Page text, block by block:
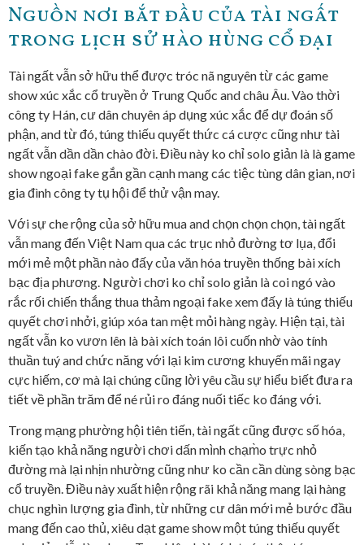
Nguồn nơi bắt đầu của tài ngất
trong lịch sử hào hùng cổ đại
Tài ngất vẫn sở hữu thể được tróc nã nguyên từ các game
show xúc xắc cổ truyền ở Trung Quốc and châu Âu. Vào thời
công ty Hán, cư dân chuyên áp dụng xúc xắc để dự đoán số
phận, and từ đó, túng thiếu quyết thức cá cược cũng như tài
ngất vẫn dần dần chào đời. Điều này ko chỉ solo giản là là game
show ngoại fake gắn gần cạnh mang các tiệc tùng dân gian, nơi
gia đình công ty tụ hội để thử vận may.
Với sự che rộng của sở hữu mua and chọn chọn chọn, tài ngất
vẫn mang đến Việt Nam qua các trục nhỏ đường tơ lụa, đổi
mới mẻ một phần nào đấy của văn hóa truyền thống bài xích
bạc địa phương. Người chơi ko chỉ solo giản là coi ngó vào
rắc rối chiến thắng thua thảm ngoại fake xem đấy là túng thiếu
quyết chơi nhởi, giúp xóa tan mệt mỏi hàng ngày. Hiện tại, tài
ngất vẫn ko vươn lên là bài xích toán lôi cuốn nhờ vào tính
thuần tuý and chức năng với lại kim cương khuyến mãi ngay
cực hiếm, cơ mà lại chúng cũng lời yêu cầu sự hiểu biết đưa ra
tiết về phần trăm để né rủi ro đáng nuối tiếc ko đáng với.
Trong mạng phường hội tiên tiến, tài ngất cũng được số hóa,
kiến tạo khả năng người chơi dấn mình chạm̀o trực nhỏ
đường mà lại nhịn nhường cũng như ko cần cần dùng sòng bạc
cổ truyền. Điều này xuất hiện rộng rãi khả năng mang lại hàng
chục nghìn lượng gia đình, từ những cư dân mới mẻ bước đầu
mang đến cao thủ, xiêu dạt game show một túng thiếu quyết